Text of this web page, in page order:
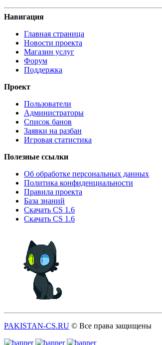
Навигация
Главная страница
Новости проекта
Магазин услуг
Форум
Поддержка
Проект
Пользователи
Администраторы
Список банов
Заявки на разбан
Игровая статистика
Полезные ссылки
Об обработке персональных данных
Политика конфиденциальности
Правила проекта
База знаний
Скачать CS 1.6
Скачать CS 1.6
PAKISTAN-CS.RU © Все права защищены